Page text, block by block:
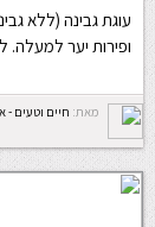
עוגת גבינה (ללא
ופירות יער למעלה.
מאת: חיים וטעים -